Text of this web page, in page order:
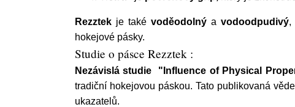
Rezztek je takévoděodolnýa vodoodpudivý,
hokejové pásky.
Studie o pásce Rezztek :
Nezávislá studie "Influence of Physical
tradiční hokejovou páskou. Tato publikovaná
ukazatelů.